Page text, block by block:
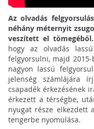
Az olvadás
néhány méternyit
veszített el tömegéből.
hogy az olvadás
felgyorsulni, majd
nagyon lassú
jelenség számlájára
csapadék érkezésének
érkezett a térségbe,
nyugat része elkezdett
tengerbe nyomulása.